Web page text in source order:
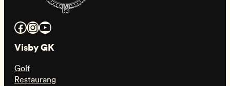
Facebook InstagramYouTube
Visby GK
Golf
Restaurang